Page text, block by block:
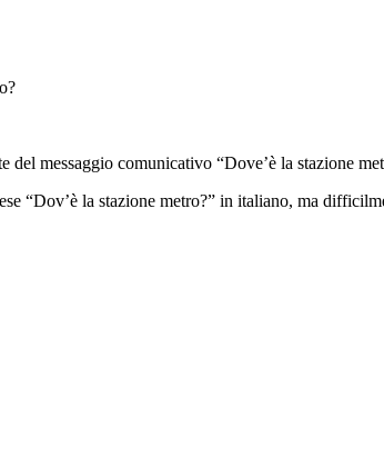
messaggio comunicativo “Dove’è la stazione
“Dov’è la stazione metro?” in italiano, ma